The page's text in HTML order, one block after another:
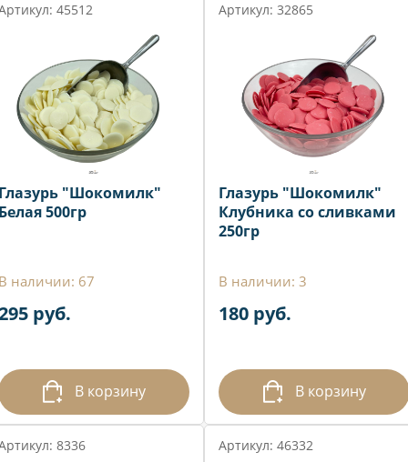
45512
"Шокомилк"
500гр
наличии: 67
руб.
В корзину
Артикул: 32865
Глазурь "Шокомилк"
Клубника со сливками
250гр
В наличии: 3
180 руб.
В корзину
8336 Артикул: 46332